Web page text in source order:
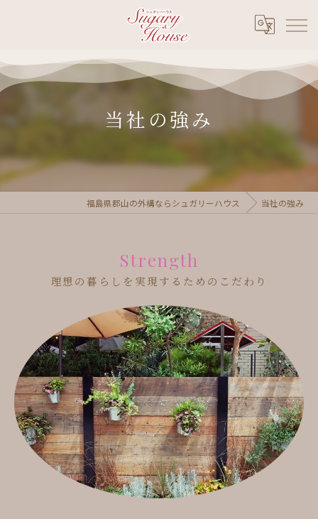
当社の強み
福島県郡山の外構ならシュガリーハウス 当社の強み
理想の暮らしを実現するためのこだわり
Strength